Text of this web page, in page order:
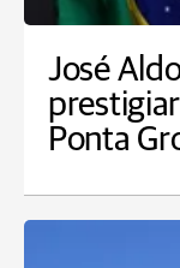
José
Ponta